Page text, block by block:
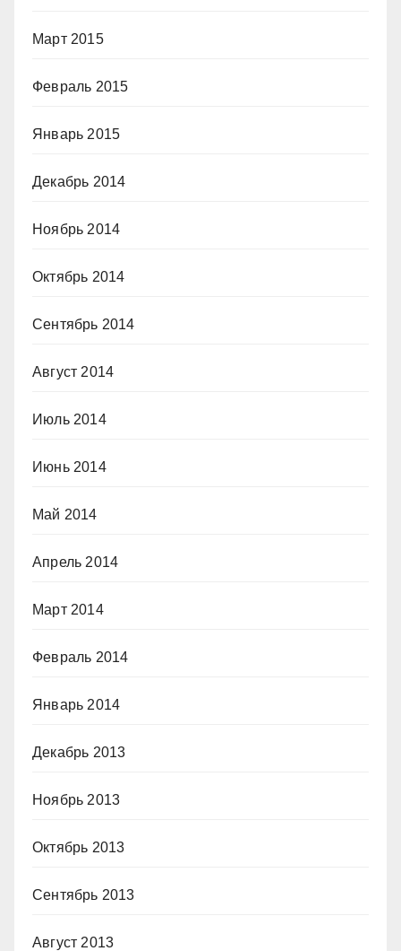
Март 2015
Февраль 2015
Январь 2015
Декабрь 2014
Ноябрь 2014
Октябрь 2014
Сентябрь 2014
Август 2014
Июль 2014
Июнь 2014
Май 2014
Апрель 2014
Март 2014
Февраль 2014
Январь 2014
Декабрь 2013
Ноябрь 2013
Октябрь 2013
Сентябрь 2013
Август 2013